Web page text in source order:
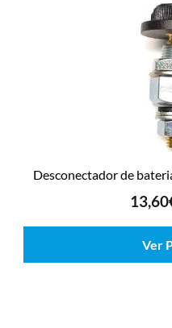
Desconectador de
13,60
Ver